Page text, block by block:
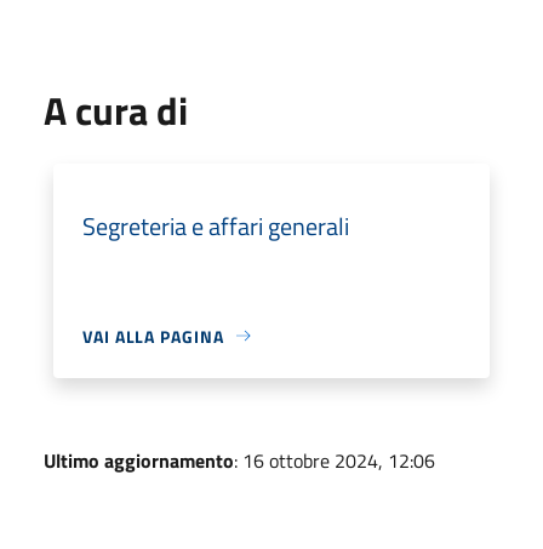
A cura di
Segreteria e affari generali
VAI ALLA PAGINA
Ultimo aggiornamento: 16 ottobre 2024, 12:06